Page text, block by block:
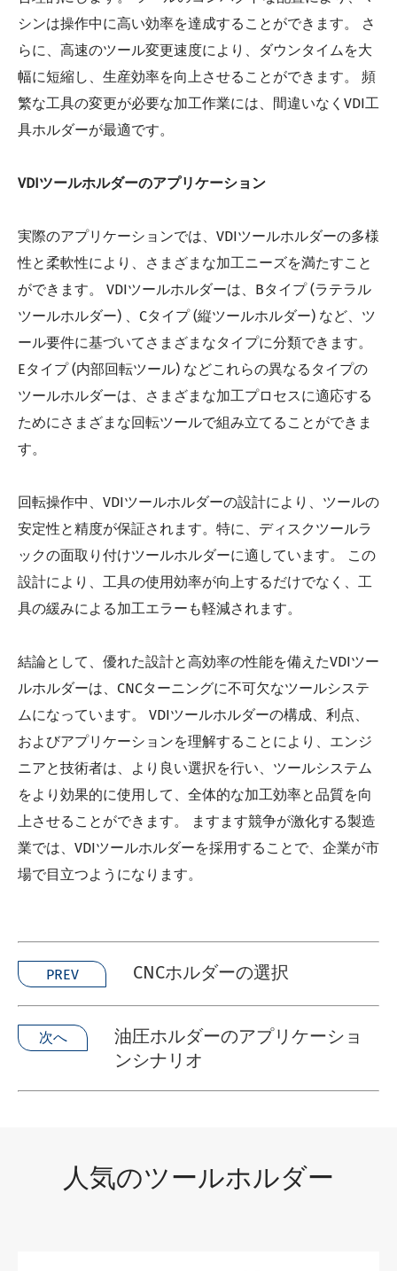
シンは操作中に高い効率を達成することができます。 さ
らに、高速のツール変更速度により、ダウンタイムを大
幅に短縮し、生産効率を向上させることができます。 頻
繁な工具の変更が必要な加工作業には、間違いなくVDI工
具ホルダーが最適です。
VDIツールホルダーのアプリケーション
実際のアプリケーションでは、VDIツールホルダーの多様
性と柔軟性により、さまざまな加工ニーズを満たすこと
ができます。 VDIツールホルダーは、Bタイプ (ラテラル
ツールホルダー) 、Cタイプ (縦ツールホルダー) など、ツ
ール要件に基づいてさまざまなタイプに分類できます。
Eタイプ (内部回転ツール) などこれらの異なるタイプの
ツールホルダーは、さまざまな加工プロセスに適応する
ためにさまざまな回転ツールで組み立てることができま
す。
回転操作中、VDIツールホルダーの設計により、ツールの
安定性と精度が保証されます。特に、ディスクツールラ
ックの面取り付けツールホルダーに適しています。 この
設計により、工具の使用効率が向上するだけでなく、工
具の緩みによる加工エラーも軽減されます。
結論として、優れた設計と高効率の性能を備えたVDIツー
ルホルダーは、CNCターニングに不可欠なツールシステ
ムになっています。 VDIツールホルダーの構成、利点、
およびアプリケーションを理解することにより、エンジ
ニアと技術者は、より良い選択を行い、ツールシステム
をより効果的に使用して、全体的な加工効率と品質を向
上させることができます。 ますます競争が激化する製造
業では、VDIツールホルダーを採用することで、企業が市
場で目立つようになります。
PREV CNCホルダーの選択
次へ
油圧ホルダーのアプリケーショ
ンシナリオ
人気のツールホルダー